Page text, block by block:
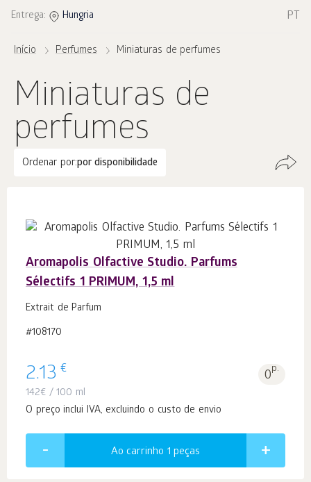
Entrega: Hungria PT
Início Perfumes Miniaturas de perfumes
Miniaturas de
perfumes
Ordenar por:por disponibilidade
Aromapolis Olfactive Studio. Parfums
Sélectifs 1 PRIMUM, 1,5 ml
Extrait de Parfum
#108170
2.13 € 0p.
142€ / 100 ml
O preço inclui IVA, excluindo o custo de envio
Ao carrinho 1 peças